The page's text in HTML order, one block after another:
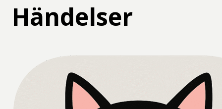
Händelser